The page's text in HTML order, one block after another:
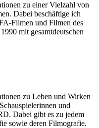
zu einer Vielzahl von
Dabei beschäftige ich
Filmen und Filmen des
mit gesamtdeutschen
zu Leben und Wirken
und
Dabei gibt es zu jedem
sowie deren Filmografie.